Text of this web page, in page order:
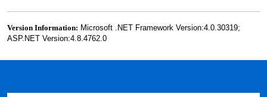
Version Information: Microsoft .NET Framework Version:4.0.30319;
ASP.NET Version:4.8.4762.0